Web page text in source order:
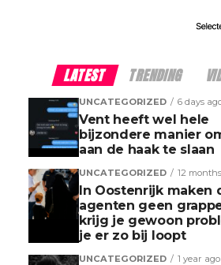
LATEST TRENDING
UNCATEGORIZED 6 days
Vent heeft wel hele
bijzondere manier
aan de haak te slaan
UNCATEGORIZED 12
In Oostenrijk maken
agenten geen
krijg je gewoon
je er zo bij loopt
UNCATEGORIZED 1 year ago